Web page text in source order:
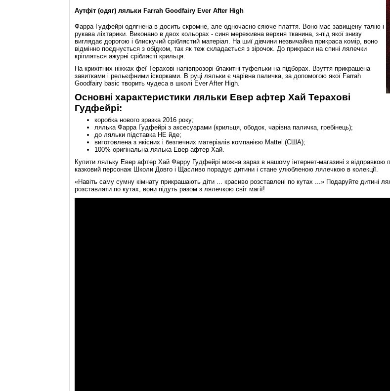
Аутфіт (одяг) ляльки Farrah Goodfairy Ever After High
Фарра Гудфейрі одягнена в досить скромне, але одночасно сяюче плаття. Воно має завищену талію і
рукава ліхтарики. Виконано в двох кольорах - синя мереживна верхня тканина, з-під якої знизу
виглядає дорогою і блискучий сріблястий матеріал. На шиї дівчини незвичайна прикраса комір, воно
відмінно поєднується з обідком, так як теж складається з зірочок. До прикраси на спині лялечки
кріпляться ажурні сріблясті крильця.
На крихітних ніжках феї Терахові напівпрозорі блакитні туфельки на підборах. Взуття прикрашена
завитками і рельєфними іскорками. В руці ляльки є чарівна паличка, за допомогою якої Farrah
Goodfairy basic творить чудеса в школі Ever After High.
Основні характеристики ляльки Евер афтер Хай Терахові
Гудфейрі:
коробка нового зразка 2016 року;
лялька Фарра Гудфейрі з аксесуарами (крильця, ободок, чарівна паличка, гребінець);
до ляльки підставка НЕ йде;
виготовлена з якісних і безпечних матеріалів компанією Mattel (США);
100% оригінальна лялька Евер афтер Хай.
Купити ляльку Евер афтер Хай Фарру Гудфейрі можна зараз в нашому інтернет-магазині з відправкою
казковий персонаж Школи Довго і Щасливо порадує дитини і стане улюбленою лялечкою в колекції.
«Навіть саму сумну кімнату прикрашають діти ... красиво розставлені по кутах ...» Подаруйте дитині
розставляти по кутах, вони підуть разом з лялечкою світ магії!